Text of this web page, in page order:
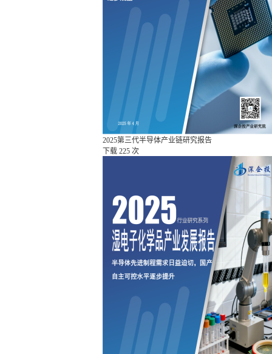
2025第三代半导体产业链研究报告
下载 225 次